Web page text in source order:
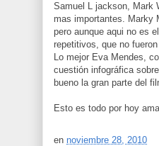
Samuel L jackson, Mark
mas importantes. Marky
pero aunque aqui no es
repetitivos, que no
Lo mejor Eva Mendes,
cuestión infográfica
bueno la gran parte del
Esto es todo por hoy
en noviembre 28, 2010